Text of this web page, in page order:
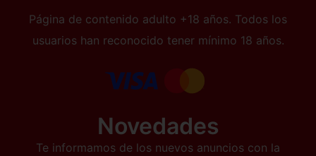
Página de contenido adulto +18 años. Todos los
usuarios han reconocido tener mínimo 18 años.
Novedades
Te informamos de los nuevos anuncios con la